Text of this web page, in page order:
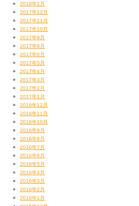
本気で美味いヤツであった！
ほんとはデートとかにぴったりなんでしょうけど
たまには黒いおじさんたちでこんなお洒落なお
当たればね？当たればだけど
いいかもと思いました。
http://www.kamebar.com
カミナリ、の怒りまさに神なり！
ガガーン！
それは全っ然当たりたくないっす！（笑）
第7位 熊本『らぁめん臨機』
これなんだろう？鱧の酢の物だったかなあ？
京都名物ハモちゃんも美味しいよねー！
料理人さんは骨切りなど大変なんでしょうけど。
あれ？フグだったっけ？（←適当）
2018年1月
2017年12月
2017年11月
2017年10月
2017年9月
2017年8月
2017年6月
2017年5月
2017年4月
2017年3月
2017年2月
2017年1月
2016年12月
2016年11月
2016年10月
2016年9月
2016年8月
2016年7月
2016年6月
2016年5月
2016年4月
2016年3月
2016年2月
2016年1月